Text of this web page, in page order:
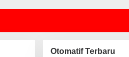
Otomatif Terbaru